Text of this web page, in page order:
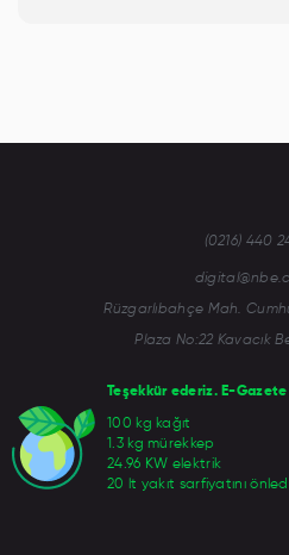
Teşekkür ederiz. E-Gazete
100 kg kağıt
1.3 kg mürekkep
24.96 KW elektrik
20 lt yakıt sarfiyatını
(0216) 440
Rüzgarlıbahçe Mah.
Plaza No:22 Kavacık